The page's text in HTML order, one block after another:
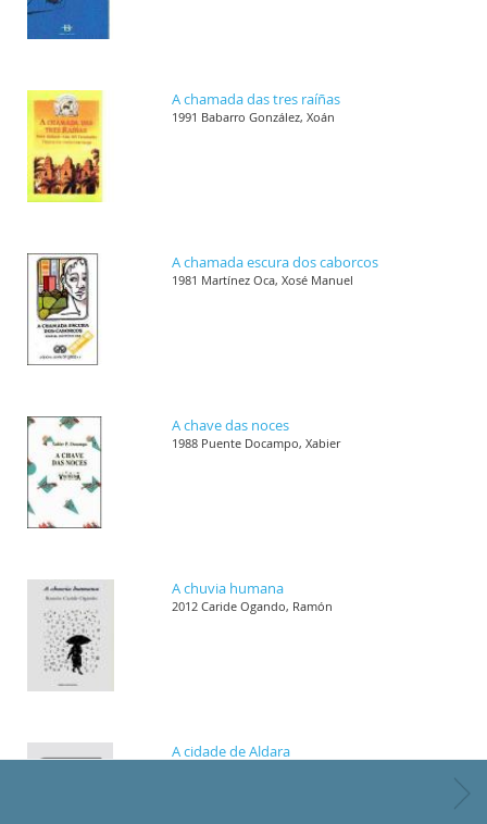
A chamada das tres raíñas
1991 Babarro González, Xoán
A chamada escura dos caborcos
1981 Martínez Oca, Xosé Manuel
A chave das noces
1988 Puente Docampo, Xabier
A chuvia humana
2012 Caride Ogando, Ramón
A cidade de Aldara